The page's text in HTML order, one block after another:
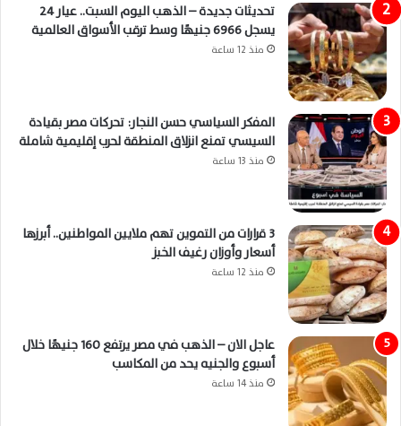
تحديثات جديدة – الذهب اليوم السبت.. عيار 24
يسجل 6966 جنيهًا وسط ترقب الأسواق العالمية
منذ 12 ساعة
المفكر السياسي حسن النجار: تحركات مصر بقيادة
السيسي تمنع انزلاق المنطقة لحرب إقليمية شاملة
منذ 13 ساعة
3 قرارات من التموين تهم ملايين المواطنين.. أبرزها
أسعار وأوزان رغيف الخبز
منذ 12 ساعة
عاجل الان – الذهب في مصر يرتفع 160 جنيهًا خلال
أسبوع والجنيه يحد من المكاسب
منذ 14 ساعة